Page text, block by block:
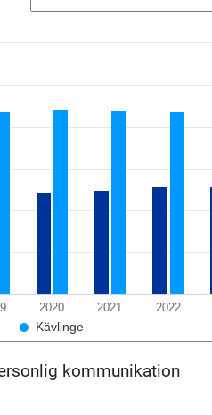
Kävlinge
2020 2021 2022
kommunikation